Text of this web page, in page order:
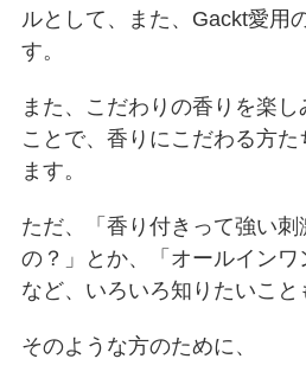
ルとして、また、Gackt愛用
す。
また、こだわりの香りを楽
ことで、香りにこだわる方た
ます。
ただ、「香り付きって強い
の？」とか、「オールインワ
など、いろいろ知りたいこと
そのような方のために、